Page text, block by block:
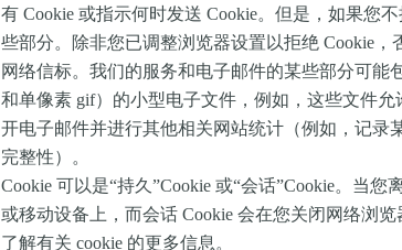
有 Cookie 或指示何时发送 Cookie。但是，如果您
些部分。除非您已调整浏览器设置以拒绝 Cookie，
网络信标。我们的服务和电子邮件的某些部分可
和单像素 gif）的小型电子文件，例如，这些文件
开电子邮件并进行其他相关网站统计（例如，记录
完整性）。
Cookie 可以是“持久”Cookie 或“会话”Cookie。当
或移动设备上，而会话 Cookie 会在您关闭网络浏
了解有关 cookie 的更多信息。